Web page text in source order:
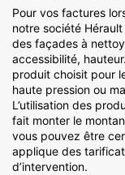
Pour vos factures
notre société
des façades à
accessibilité,
produit choisit pour
haute pression ou
L’utilisation des
fait monter le
vous pouvez être
applique des
d’intervention.